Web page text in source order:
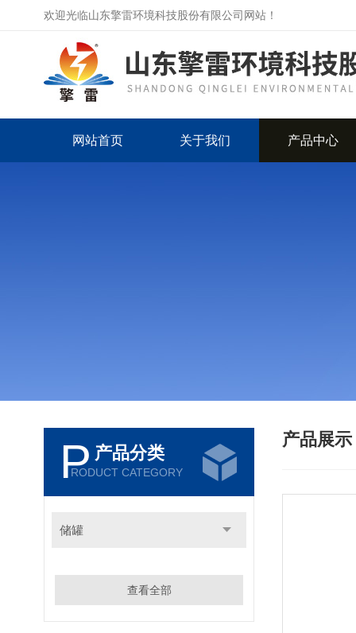
欢迎光临山东擎雷环境科技股份有限公司网站！
网站首页 关于我们 产品中心
P 产品分类
RODUCT CATEGORY
储罐
查看全部
产品展示